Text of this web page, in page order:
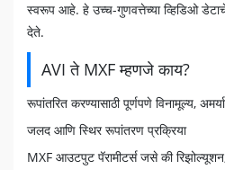
स्वरूप आहे. हे उच्च-गुणवत्तेच्या व्हिडिओ
देते.
AVI ते MXF म्हणजे काय?
रूपांतरित करण्यासाठी पूर्णपणे विनामूल्य,
जलद आणि स्थिर रूपांतरण प्रक्रिया
MXF आउटपुट पॅरामीटर्स जसे की